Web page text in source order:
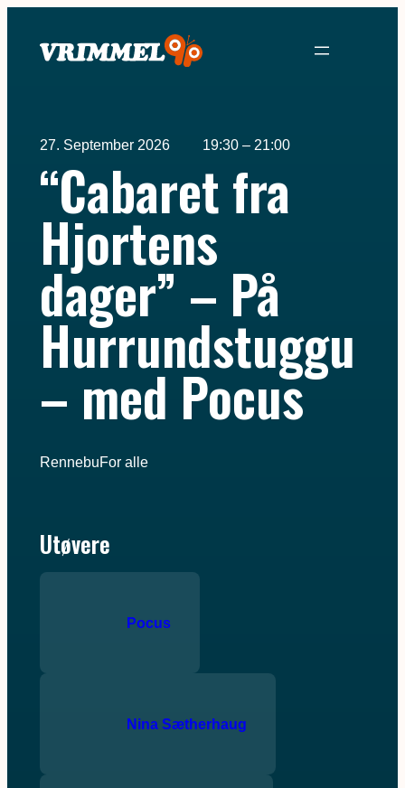
27. September 2026 19:30 – 21:00
“Cabaret fra
Hjortens
dager” – På
Hurrundstuggu
– med Pocus
RennebuFor alle
Utøvere
Pocus
Nina Sætherhaug